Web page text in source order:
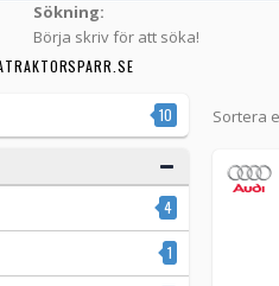
Sökning:
Börja skriv för att söka!
Sortera
10
4
1